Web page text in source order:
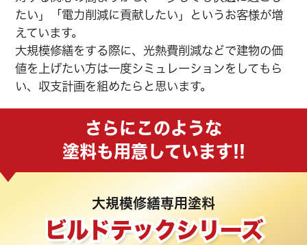
たい」「電力削減に貢献したい」というお客様が増
えています。
大規模修繕をする際に、光熱費削減などで建物の価
値を上げたい方は一度シミュレーションをしてもら
い、収支計画を組めたらと思います。
さらにこのような
塗料も用意しています!!
大規模修繕専用塗料
ビルドテックシリーズ
ビルドテックシリーズ